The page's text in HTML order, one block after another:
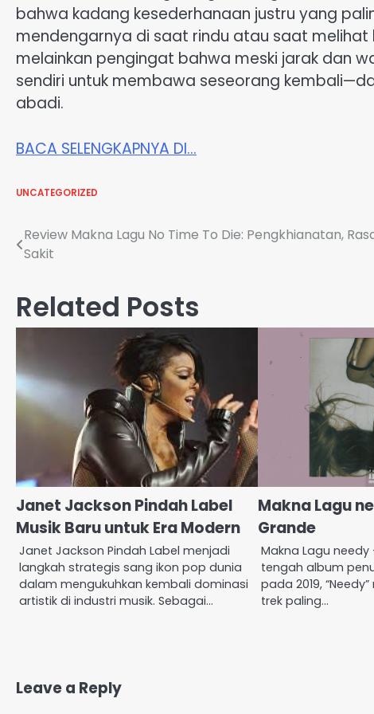
bahwa kadang kesederhanaan justru yang
mendengarnya di saat rindu atau saat melihat
melainkan pengingat bahwa meski jarak dan
sendiri untuk membawa seseorang
abadi.
BACA SELENGKAPNYA DI…
UNCATEGORIZED
Post
Review Makna Lagu No Time To Die: Pengkhianatan,
Sakit
Related Posts
Janet Jackson Pindah Label
Musik Baru untuk Era Modern
Janet Jackson Pindah Label menjadi
langkah strategis sang ikon pop dunia
dalam mengukuhkan kembali dominasi
artistik di industri musik. Sebagai…
Makna Lagu
Grande
Makna Lagu needy
tengah album
pada 2019,
trek paling…
Leave a Reply